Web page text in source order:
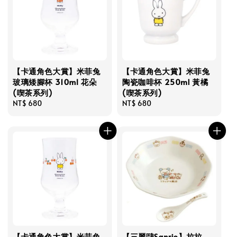
【卡通角色大賞】米菲兔
玻璃矮腳杯 310ml 花朵
(喫茶系列)
Regular
NT$ 680
【卡通角色大賞】米菲兔
陶瓷咖啡杯 250ml 黃橘
(喫茶系列)
Regular
NT$ 680